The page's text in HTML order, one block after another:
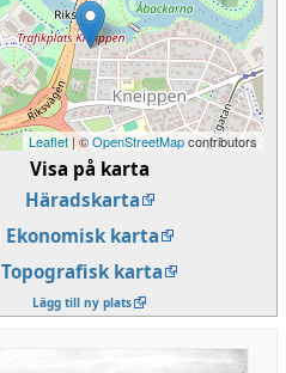
Leaflet| ©OpenStreetMapcontributors
Visa på karta
Häradskarta
Ekonomisk karta
Topografisk karta
Lägg till ny plats